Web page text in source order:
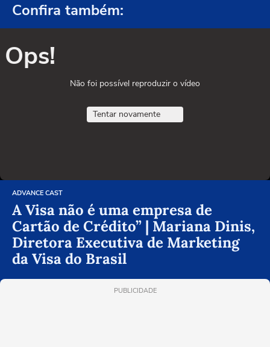
Confira também:
Ops!
Não foi possível reproduzir o vídeo
Tentar novamente
ADVANCE CAST
A Visa não é uma empresa de
Cartão de Crédito” | Mariana Dinis,
Diretora Executiva de Marketing
da Visa do Brasil
PUBLICIDADE